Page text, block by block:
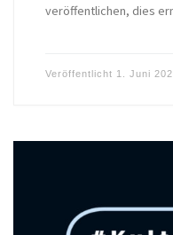
veröffentlichen, dies
Veröffentlicht 1. Juni